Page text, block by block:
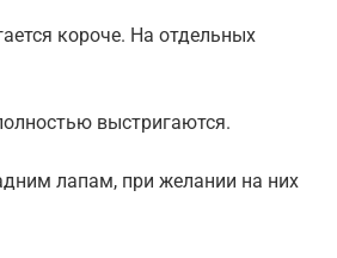
короче. На отдельных
выстригаются.
лапам, при желании на них